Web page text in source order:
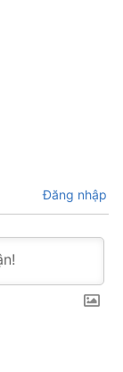
Đăng nhập